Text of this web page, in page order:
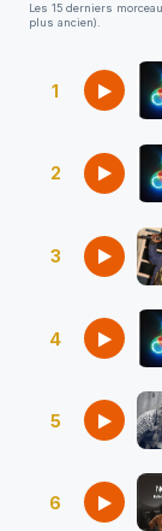
Les 15 derniers
plus ancien).
1
2
3
4
5
6